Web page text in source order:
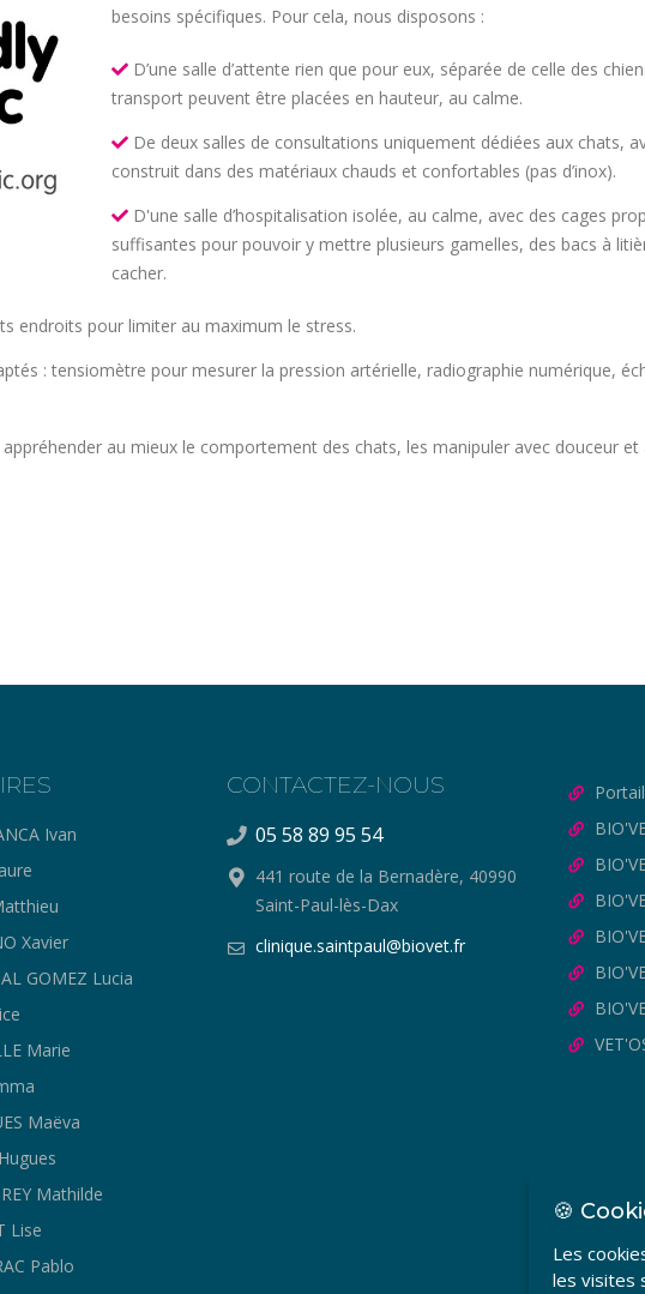
besoins spécifiques. Pour cela, nous disposons :
D’une salle d’attente rien que pour eux, séparée de celle des
transport peuvent être placées en hauteur, au calme.
De deux salles de consultations uniquement dédiées aux chats,
construit dans des matériaux chauds et confortables (pas d’inox).
D'une salle d’hospitalisation isolée, au calme, avec des cages
suffisantes pour pouvoir y mettre plusieurs gamelles, des bacs à
cacher.
endroits pour limiter au maximum le stress.
: tensiomètre pour mesurer la pression artérielle, radiographie numérique,
au mieux le comportement des chats, les manipuler avec douceur
Ivan
Xavier
GOMEZ Lucia
Marie
Maëva
Mathilde
Lise
Pablo
CONTACTEZ-NOUS
05 58 89 95 54
441 route de la Bernadère, 40990
Saint-Paul-lès-Dax
clinique.saintpaul@biovet.fr
🍪
Les
les visites